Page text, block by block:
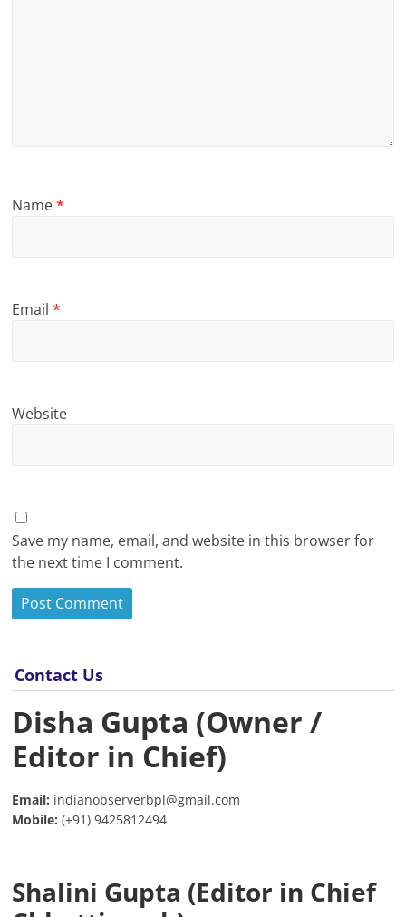
Name*
Email*
Website
Save my name, email, and website in this browser for
the next time I comment.
Contact Us
Disha Gupta (Owner /
Editor in Chief)
Email: indianobserverbpl@gmail.com
Mobile: (+91) 9425812494
Shalini Gupta (Editor in Chief